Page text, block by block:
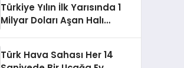
Türkiye Yılın İlk Yarısında 1
Milyar Doları Aşan Halı
Türk Hava Sahası Her 14